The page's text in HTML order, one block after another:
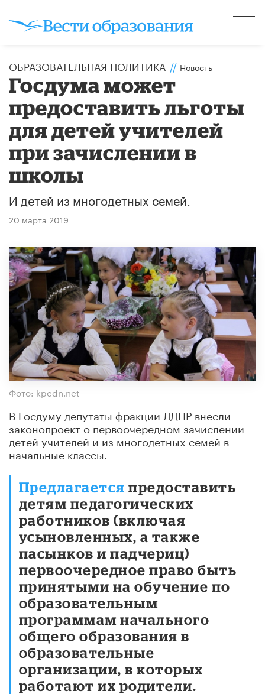
ОБРАЗОВАТЕЛЬНАЯ ПОЛИТИКА // Новость
Госдума может
предоставить льготы
для детей учителей
при зачислении в
школы
И детей из многодетных семей.
20 марта 2019
Фото: kpcdn.net
В Госдуму депутаты фракции ЛДПР внесли
законопроект о первоочередном зачислении
детей учителей и из многодетных семей в
начальные классы.
Предлагается предоставить
детям педагогических
работников (включая
усыновленных, а также
пасынков и падчериц)
первоочередное право быть
принятыми на обучение по
образовательным
программам начального
общего образования в
образовательные
организации, в которых
работают их родители.